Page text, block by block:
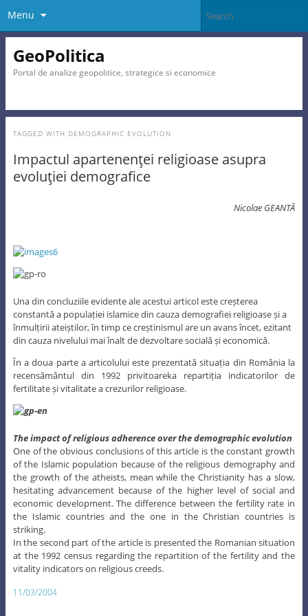
Menu
GeoPolitica
Portal de analize geopolitice, strategice si economice
TAGGED WITH DEMOGRAPHIC EVOLUTION
Impactul apartenenţei religioase asupra
evoluţiei demografice
Nicolae GEANTĂ
Una din concluziile evidente ale acestui articol este creșterea
constantă a populației islamice din cauza demografiei religioase și a
înmulțirii ateiștilor, în timp ce creștinismul are un avans încet, ezitant
din cauza nivelului mai înalt de dezvoltare socială și economică.
În a doua parte a articolului este prezentată situația din România la
recensământul din 1992 privitoareka repartiția indicatorilor de
fertilitate și vitalitate a crezurilor religioase.
The impact of religious adherence over the demographic evolution
One of the obvious conclusions of this article is the constant growth
of the Islamic population because of the religious demography and
the growth of the atheists, mean while the Christianity has a slow,
hesitating advancement because of the higher level of social and
economic development. The difference between the fertility rate in
the Islamic countries and the one in the Christian countries is
striking.
In the second part of the article is presented the Romanian situation
at the 1992 census regarding the repartition of the fertility and the
vitality indicators on religious creeds.
11/03/2004